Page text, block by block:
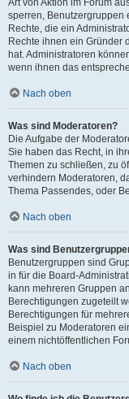
Art von Aktion im Forum
sperren, Benutzergruppen
Rechte, die ein
Rechte ihnen ein Gründer
hat. Administratoren
wenn ihnen das
Nach oben
Was sind Moderatoren?
Die Aufgabe der
Sie haben das Recht, in
Themen zu schließen, zu
verhindern Moderatoren,
Thema Passendes, oder
Nach oben
Was sind
Benutzergruppen sind
in für die Board-
kann mehreren Gruppen
Berechtigungen zugeteilt
Berechtigungen für
Beispiel zu Moderatoren
einem nichtöffentlichen
Nach oben